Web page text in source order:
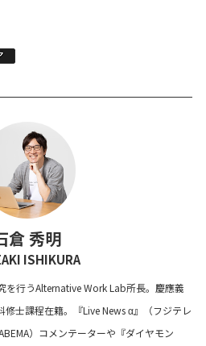
倉 秀明
ISHIKURA
を行うAlternative Work Lab所長。慶應義
士課程在籍。『Live News α』（フジテレ
）コメンテーターや『ダイヤモン